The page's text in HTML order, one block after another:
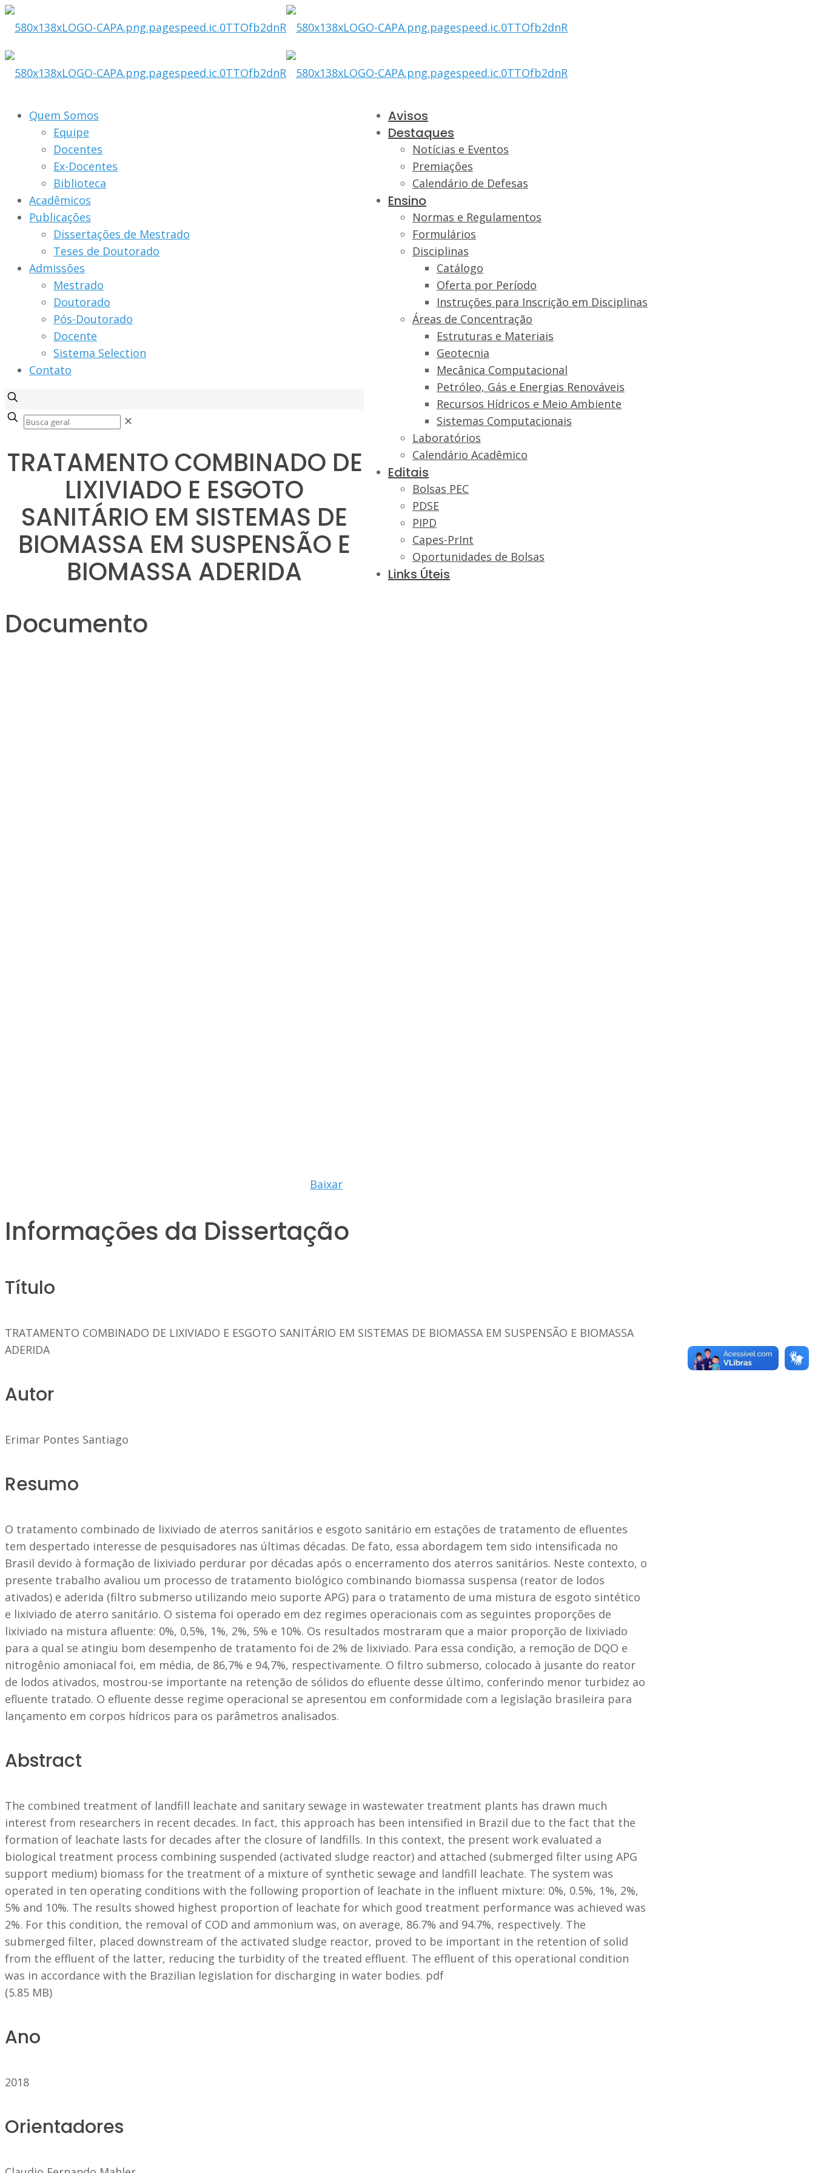
Avisos
Destaques
Notícias e Eventos
Premiações
Calendário de Defesas
Ensino
Normas e Regulamentos
Formulários
Disciplinas
Catálogo
Oferta por Período
Instruções para Inscrição em Disciplinas
Áreas de Concentração
Estruturas e Materiais
Geotecnia
Mecânica Computacional
Petróleo, Gás e Energias Renováveis
Recursos Hídricos e Meio Ambiente
Sistemas Computacionais
Laboratórios
Calendário Acadêmico
Editais
Bolsas PEC
PDSE
PIPD
Capes-PrInt
Oportunidades de Bolsas
Links Úteis
Quem Somos
Equipe
Docentes
Ex-Docentes
Biblioteca
Acadêmicos
Publicações
Dissertações de Mestrado
Teses de Doutorado
Admissões
Mestrado
Doutorado
Pós-Doutorado
Docente
Sistema Selection
Contato
✕
TRATAMENTO COMBINADO DE
LIXIVIADO E ESGOTO
SANITÁRIO EM SISTEMAS DE
BIOMASSA EM SUSPENSÃO E
BIOMASSA ADERIDA
Documento
Baixar
Informações da Dissertação
Título
TRATAMENTO COMBINADO DE LIXIVIADO E ESGOTO SANITÁRIO EM SISTEMAS DE BIOMASSA EM SUSPENSÃO E BIOMASSA
ADERIDA
Autor
Erimar Pontes Santiago
Resumo
O tratamento combinado de lixiviado de aterros sanitários e esgoto sanitário em estações de tratamento de efluentes
tem despertado interesse de pesquisadores nas últimas décadas. De fato, essa abordagem tem sido intensificada no
Brasil devido à formação de lixiviado perdurar por décadas após o encerramento dos aterros sanitários. Neste contexto, o
presente trabalho avaliou um processo de tratamento biológico combinando biomassa suspensa (reator de lodos
ativados) e aderida (filtro submerso utilizando meio suporte APG) para o tratamento de uma mistura de esgoto sintético
e lixiviado de aterro sanitário. O sistema foi operado em dez regimes operacionais com as seguintes proporções de
lixiviado na mistura afluente: 0%, 0,5%, 1%, 2%, 5% e 10%. Os resultados mostraram que a maior proporção de lixiviado
para a qual se atingiu bom desempenho de tratamento foi de 2% de lixiviado. Para essa condição, a remoção de DQO e
nitrogênio amoniacal foi, em média, de 86,7% e 94,7%, respectivamente. O filtro submerso, colocado à jusante do reator
de lodos ativados, mostrou-se importante na retenção de sólidos do efluente desse último, conferindo menor turbidez ao
efluente tratado. O efluente desse regime operacional se apresentou em conformidade com a legislação brasileira para
lançamento em corpos hídricos para os parâmetros analisados.
Abstract
The combined treatment of landfill leachate and sanitary sewage in wastewater treatment plants has drawn much
interest from researchers in recent decades. In fact, this approach has been intensified in Brazil due to the fact that the
formation of leachate lasts for decades after the closure of landfills. In this context, the present work evaluated a
biological treatment process combining suspended (activated sludge reactor) and attached (submerged filter using APG
support medium) biomass for the treatment of a mixture of synthetic sewage and landfill leachate. The system was
operated in ten operating conditions with the following proportion of leachate in the influent mixture: 0%, 0.5%, 1%, 2%,
5% and 10%. The results showed highest proportion of leachate for which good treatment performance was achieved was
2%. For this condition, the removal of COD and ammonium was, on average, 86.7% and 94.7%, respectively. The
submerged filter, placed downstream of the activated sludge reactor, proved to be important in the retention of solid
from the effluent of the latter, reducing the turbidity of the treated effluent. The effluent of this operational condition
was in accordance with the Brazilian legislation for discharging in water bodies. pdf
(5.85 MB)
Ano
2018
Orientadores